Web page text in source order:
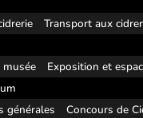
Transport aux
musée Exposition et
générales
Concours de